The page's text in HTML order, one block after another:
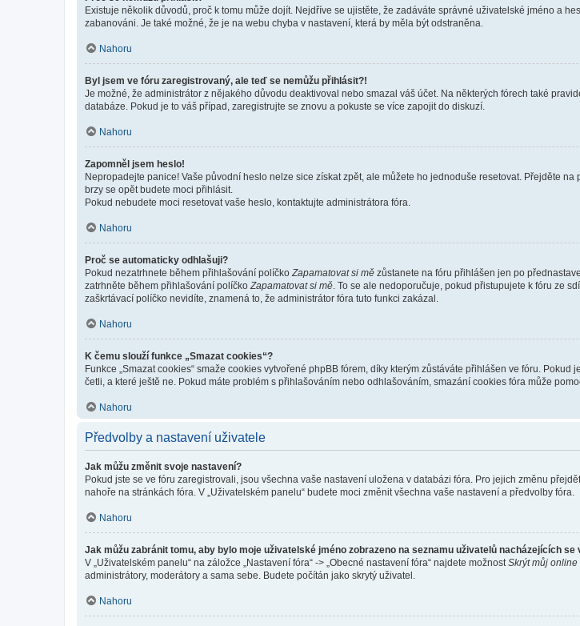
Existuje několik důvodů, proč k tomu může dojít. Nejdříve se ujistěte, že zadáváte správné uživatelské jméno a
zabanováni. Je také možné, že je na webu chyba v nastavení, která by měla být odstraněna.
Nahoru
Byl jsem ve fóru zaregistrovaný, ale teď se nemůžu přihlásit?!
Je možné, že administrátor z nějakého důvodu deaktivoval nebo smazal váš účet. Na některých fórech také
databáze. Pokud je to váš případ, zaregistrujte se znovu a pokuste se více zapojit do diskuzí.
Nahoru
Zapomněl jsem heslo!
Nepropadejte panice! Vaše původní heslo nelze sice získat zpět, ale můžete ho jednoduše resetovat. Přejděte
brzy se opět budete moci přihlásit.
Pokud nebudete moci resetovat vaše heslo, kontaktujte administrátora fóra.
Nahoru
Proč se automaticky odhlašuji?
Pokud nezatrhnete během přihlašování políčko Zapamatovat si mě zůstanete na fóru přihlášen jen po
zatrhněte během přihlašování políčko Zapamatovat si mě . To se ale nedoporučuje, pokud přistupujete k fóru ze
zaškrtávací políčko nevidíte, znamená to, že administrátor fóra tuto funkci zakázal.
Nahoru
K čemu slouží funkce „Smazat cookies“?
Funkce „Smazat cookies“ smaže cookies vytvořené phpBB fórem, díky kterým zůstáváte přihlášen ve fóru.
četli, a které ještě ne. Pokud máte problém s přihlašováním nebo odhlašováním, smazání cookies fóra může
Nahoru
Předvolby a nastavení uživatele
Jak můžu změnit svoje nastavení?
Pokud jste se ve fóru zaregistrovali, jsou všechna vaše nastavení uložena v databázi fóra. Pro jejich změnu
nahoře na stránkách fóra. V „Uživatelském panelu“ budete moci změnit všechna vaše nastavení a předvolby fóra.
Nahoru
Jak můžu zabránit tomu, aby bylo moje uživatelské jméno zobrazeno na seznamu uživatelů nacházejících se
V „Uživatelském panelu“ na záložce „Nastavení fóra“ -> „Obecné nastavení fóra“ najdete možnost Skrýt můj online
administrátory, moderátory a sama sebe. Budete počítán jako skrytý uživatel.
Nahoru